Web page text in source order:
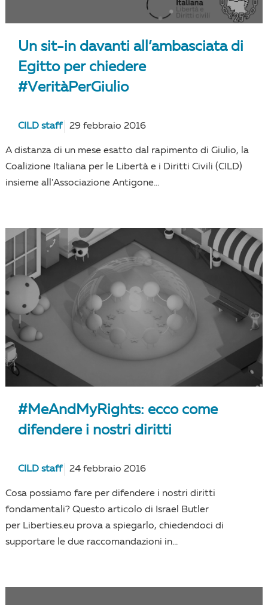
Un sit-in davanti all’ambasciata di
Egitto per chiedere
#VeritàPerGiulio
CILD staff 29 febbraio 2016
A distanza di un mese esatto dal rapimento di Giulio, la
Coalizione Italiana per le Libertà e i Diritti Civili (CILD)
insieme all'Associazione Antigone...
#MeAndMyRights: ecco come
difendere i nostri diritti
CILD staff 24 febbraio 2016
Cosa possiamo fare per difendere i nostri diritti
fondamentali? Questo articolo di Israel Butler
per Liberties.eu prova a spiegarlo, chiedendoci di
supportare le due raccomandazioni in...